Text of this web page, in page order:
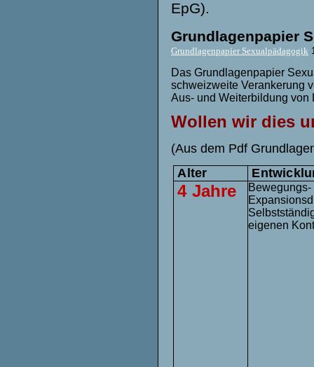
EpG).
Grundlagenpapier
Grundlagenpapier Sexualpädagogik
Das Grundlagenpapier
schweizweite Verankerung
Aus- und Weiterbildung
Wollen wir dies
(Aus dem Pdf
Alter
4 Jahre
Bewegungs-
eigenen